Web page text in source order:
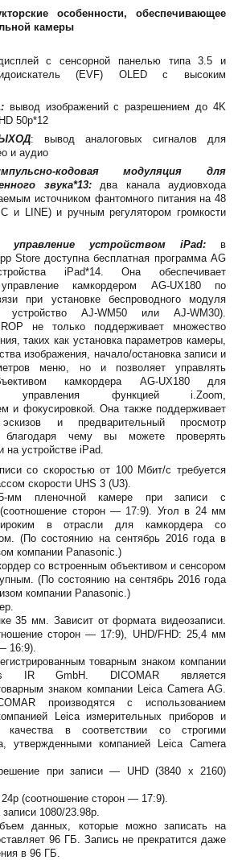
особенности, обеспечивающее
камеры
с сенсорной панелью типа 3.5 и
(EVF) OLED с высоким
вывод изображений с разрешением до 4K
50p*12
: вывод аналоговых сигналов для
и аудио
кодовая модуляция для
звука*13:два канала аудиовхода
источником фантомного питания на 48
и LINE) и ручным регулятором громкости
управление устройством iPad: в
Store доступна бесплатная программа AG
iPad*14. Она обеспечивает
управление камкордером AG-UX180 по
при установке беспроводного модуля
устройство AJ-WM50 или AJ-WM30).
не только поддерживает множество
таких как установка параметров камеры,
изображения, начало/остановка записи и
меню, но и позволяет управлять
камкордера AG-UX180 для
управления функцией i.Zoom,
и фокусировкой. Она также поддерживает
эскизов и предварительный просмотр
благодаря чему вы можете проверять
на устройстве iPad.
со скоростью от 100 Мбит/с требуется
скорости UHS 3 (U3).
мм пленочной камере при записи с
сторон — 17:9). Угол в 24 мм
в отрасли для камкордера со
(По состоянию на сентябрь 2016 года в
компании Panasonic.)
со встроенным объективом и сенсором
(По состоянию на сентябрь 2016 года
компании Panasonic.)
35 мм. Зависит от формата видеозаписи.
сторон — 17:9), UHD/FHD: 25,4 мм
16:9).
товарным знаком компании
IR GmbH. DICOMAR является
знаком компании Leica Camera AG.
производятся с использованием
Leica измерительных приборов и
качества в соответствии со строгими
утвержденными компанией Leica Camera
при записи — UHD (3840 x 2160)
(соотношение сторон — 17:9).
1080/23.98p.
данных, которые можно записать на
96 ГБ. Запись не прекратится даже
в 96 ГБ.